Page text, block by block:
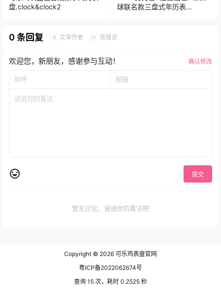
盘.clock&clock2
球联名款三盘式年历表
0 条回复 A 文章作者 M 管理员
欢迎您，新朋友，感谢参与互动！ 确认修改
提交
暂无讨论，说说你的看法吧
Copyright © 2026 可乐鸡表盘官网
粤ICP备2022062674号
查询 15 次，耗时 0.2525 秒